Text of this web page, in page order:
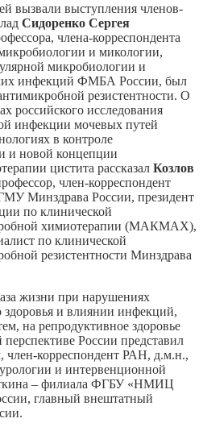
вызвали выступления членов-
Сидоренко Сергея
члена-корреспондента
и микологии,
микробиологии и
инфекций ФМБА России, был
резистентности. О
российского исследования
инфекции мочевых путей
в контроле
и новой концепции
цистита рассказал Козлов
член-корреспондент
Минздрава России, президент
по клинической
химиотерапии (МАКМАХ),
по клинической
резистентности Минздрава
жизни при нарушениях
здоровья и влиянии инфекций,
на репродуктивное здоровье
России представил
, член-корреспондент РАН, д.м.н.,
и интервенционной
– филиала ФГБУ «НМИЦ
главный внештатный